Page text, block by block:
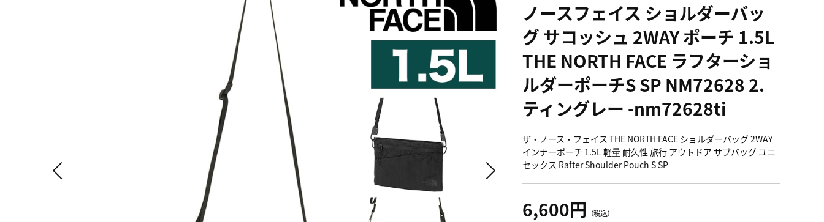
ノースフェイス ショルダーバッ
グ サコッシュ 2WAY ポーチ 1.5L
THE NORTH FACE ラフターショ
ルダーポーチS SP NM72628 2.
ティングレー -nm72628ti
ザ・ノース・フェイス THE NORTH FACE ショルダーバッグ 2WAY
インナーポーチ 1.5L 軽量 耐久性 旅行 アウトドア サブバッグ ユニ
セックス Rafter Shoulder Pouch S SP
6,600円 （税込）